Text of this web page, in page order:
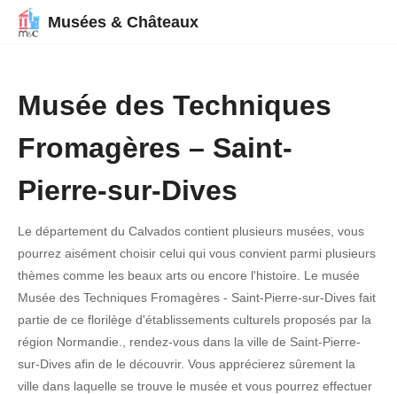
Musées & Châteaux
Musée des Techniques
Fromagères – Saint-
Pierre-sur-Dives
Le département du Calvados contient plusieurs musées, vous
pourrez aisément choisir celui qui vous convient parmi plusieurs
thèmes comme les beaux arts ou encore l'histoire. Le musée
Musée des Techniques Fromagères - Saint-Pierre-sur-Dives fait
partie de ce florilège d'établissements culturels proposés par la
région Normandie., rendez-vous dans la ville de Saint-Pierre-
sur-Dives afin de le découvrir. Vous apprécierez sûrement la
ville dans laquelle se trouve le musée et vous pourrez effectuer